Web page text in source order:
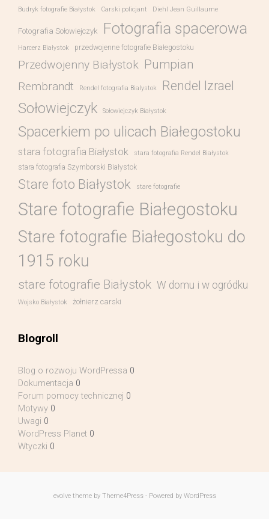
Budryk fotografie Białystok Carski policjant Diehl Jean Guillaume
Fotografia Sołowiejczyk Fotografia spacerowa
Harcerz Białystok przedwojenne fotografie Białegostoku
Przedwojenny Białystok Pumpian
Rembrandt Rendel fotografia Bialystok Rendel Izrael
Sołowiejczyk Sołowiejczyk Białystok
Spacerkiem po ulicach Białegostoku
stara fotografia Białystok stara fotografia Rendel Białystok
stara fotografia Szymborski Białystok
Stare foto Białystok stare fotografie
Stare fotografie Białegostoku
Stare fotografie Białegostoku do
1915 roku
stare fotografie Białystok W domu i w ogródku
Wojsko Białystok żołnierz carski
Blogroll
Blog o rozwoju WordPressa 0
Dokumentacja 0
Forum pomocy technicznej 0
Motywy 0
Uwagi 0
WordPress Planet 0
Wtyczki 0
evolvetheme by Theme4Press - Powered by WordPress